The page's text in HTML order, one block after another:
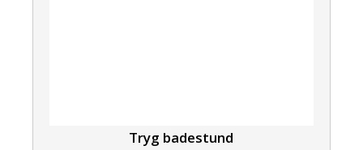
Tryg badestund